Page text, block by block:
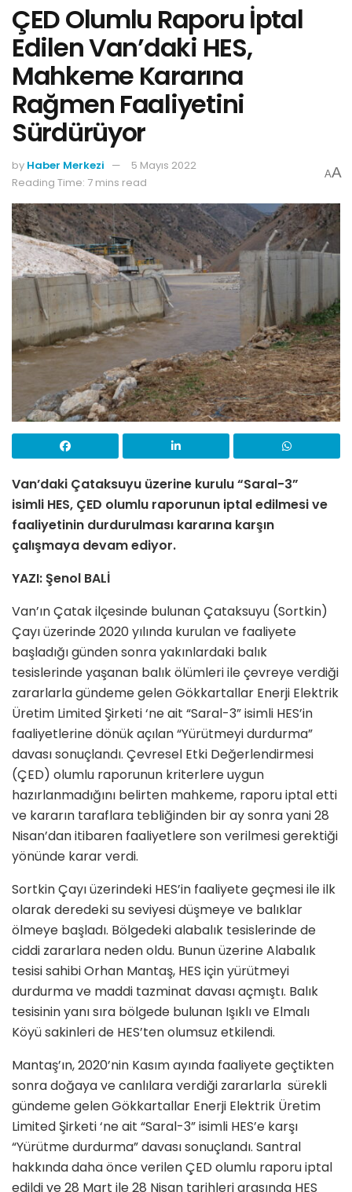
ÇED Olumlu Raporu İptal
Edilen Van’daki HES,
Mahkeme Kararına
Rağmen Faaliyetini
Sürdürüyor
by Haber Merkezi
5 Mayıs 2022
Reading Time: 7 mins read
AA
Van’daki Çataksuyu üzerine kurulu “Saral-3”
isimli HES, ÇED olumlu raporunun iptal edilmesi ve
faaliyetinin durdurulması kararına karşın
çalışmaya devam ediyor.
YAZI: Şenol BALİ
Van’ın Çatak ilçesinde bulunan Çataksuyu (Sortkin)
Çayı üzerinde 2020 yılında kurulan ve faaliyete
başladığı günden sonra yakınlardaki balık
tesislerinde yaşanan balık ölümleri ile çevreye verdiği
zararlarla gündeme gelen Gökkartallar Enerji Elektrik
Üretim Limited Şirketi ‘ne ait “Saral-3” isimli HES’in
faaliyetlerine dönük açılan “Yürütmeyi durdurma”
davası sonuçlandı. Çevresel Etki Değerlendirmesi
(ÇED) olumlu raporunun kriterlere uygun
hazırlanmadığını belirten mahkeme, raporu iptal etti
ve kararın taraflara tebliğinden bir ay sonra yani 28
Nisan’dan itibaren faaliyetlere son verilmesi gerektiği
yönünde karar verdi.
Sortkin Çayı üzerindeki HES’in faaliyete geçmesi ile ilk
olarak deredeki su seviyesi düşmeye ve balıklar
ölmeye başladı. Bölgedeki alabalık tesislerinde de
ciddi zararlara neden oldu. Bunun üzerine Alabalık
tesisi sahibi Orhan Mantaş, HES için yürütmeyi
durdurma ve maddi tazminat davası açmıştı. Balık
tesisinin yanı sıra bölgede bulunan Işıklı ve Elmalı
Köyü sakinleri de HES’ten olumsuz etkilendi.
Mantaş’ın, 2020’nin Kasım ayında faaliyete geçtikten
sonra doğaya ve canlılara verdiği zararlarla sürekli
gündeme gelen Gökkartallar Enerji Elektrik Üretim
Limited Şirketi ‘ne ait “Saral-3” isimli HES’e karşı
“Yürütme durdurma” davası sonuçlandı. Santral
hakkında daha önce verilen ÇED olumlu raporu iptal
edildi ve 28 Mart ile 28 Nisan tarihleri arasında HES